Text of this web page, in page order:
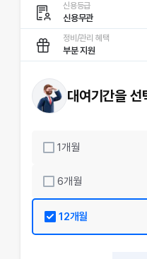
신용등급
신용무관
정비/관리 혜택
부분 지원
대여기간을 선
1개월
6개월
12개월